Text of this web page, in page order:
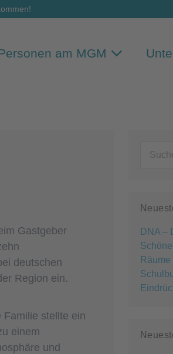
am MGM
Gastgeber
deutschen
Region ein.
stellte ein
einem
und
DNA –